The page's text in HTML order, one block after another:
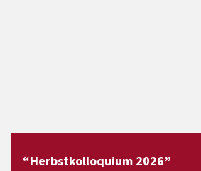
“Herbstkolloquium 2026”